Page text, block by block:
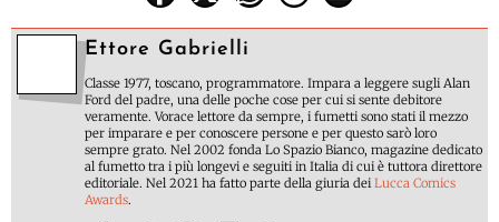
Ettore Gabrielli
Classe 1977, toscano, programmatore. Impara a leggere sugli Alan
Ford del padre, una delle poche cose per cui si sente debitore
veramente. Vorace lettore da sempre, i fumetti sono stati il mezzo
per imparare e per conoscere persone e per questo sarò loro
sempre grato. Nel 2002 fonda Lo Spazio Bianco, magazine dedicato
al fumetto tra i più longevi e seguiti in Italia di cui è tuttora direttore
editoriale. Nel 2021 ha fatto parte della giuria deiLucca Comics
Awards.